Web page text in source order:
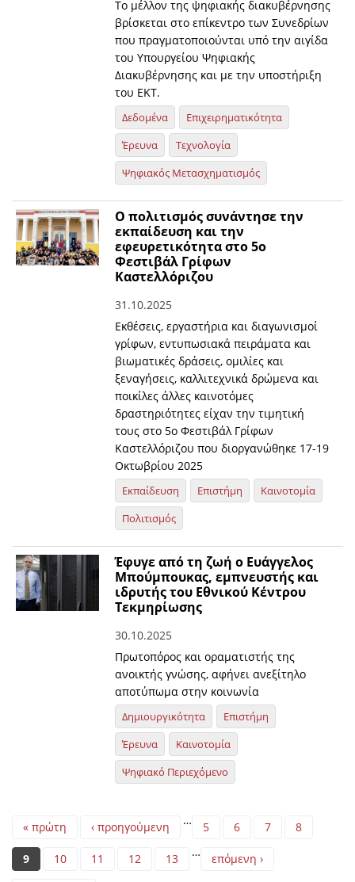
Το μέλλον της ψηφιακής διακυβέρνησης
βρίσκεται στο επίκεντρο των Συνεδρίων
που πραγματοποιούνται υπό την αιγίδα
του Υπουργείου Ψηφιακής
Διακυβέρνησης και με την υποστήριξη
του ΕΚΤ.
Δεδομένα
Επιχειρηματικότητα
Έρευνα
Τεχνολογία
Ψηφιακός Μετασχηματισμός
O πολιτισμός συνάντησε την
εκπαίδευση και την
εφευρετικότητα στο 5ο
Φεστιβάλ Γρίφων
Καστελλόριζου
31.10.2025
Εκθέσεις, εργαστήρια και διαγωνισμοί
γρίφων, εντυπωσιακά πειράματα και
βιωματικές δράσεις, ομιλίες και
ξεναγήσεις, καλλιτεχνικά δρώμενα και
ποικίλες άλλες καινοτόμες
δραστηριότητες είχαν την τιμητική
τους στο 5ο Φεστιβάλ Γρίφων
Καστελλόριζου που διοργανώθηκε 17-19
Οκτωβρίου 2025
Εκπαίδευση Επιστήμη
Καινοτομία
Πολιτισμός
Έφυγε από τη ζωή ο Ευάγγελος
Μπούμπουκας, εμπνευστής και
ιδρυτής του Εθνικού Κέντρου
Τεκμηρίωσης
30.10.2025
Πρωτοπόρος και οραματιστής της
ανοικτής γνώσης, αφήνει ανεξίτηλο
αποτύπωμα στην κοινωνία
Δημιουργικότητα
Επιστήμη
Έρευνα
Καινοτομία
Ψηφιακό Περιεχόμενο
Pages
« πρώτη ‹ προηγούμενη … 5 6 7 8
9 10 11 12 13 … επόμενη ›